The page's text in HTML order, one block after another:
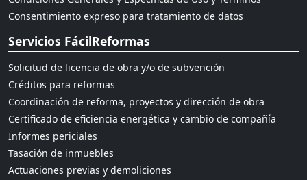
Consentimiento expreso para tratamiento de datos
Servicios FácilReformas
Solicitud de licencia de obra y/o de subvención
Créditos para reformas
Coordinación de reforma, proyectos y dirección de obra
Certificado de eficiencia energética y cambio de compañía
Informes periciales
Tasación de inmuebles
Actuaciones previas y demoliciones